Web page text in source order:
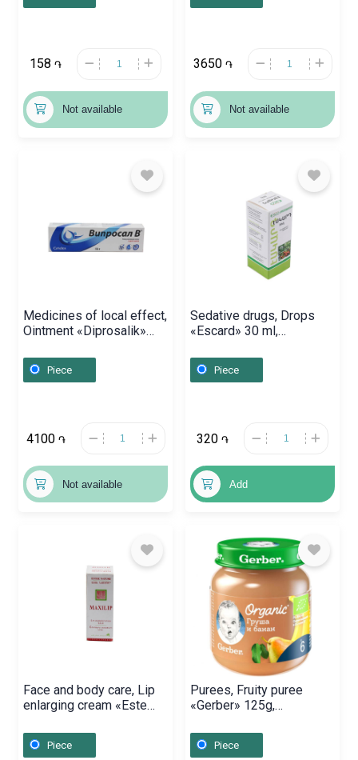
158 ֏
Not available
3650 ֏
Not available
Medicines of local effect,
Ointment «Diprosalik»
Piece
4100 ֏
Not available
Sedative drugs, Drops
«Escard» 30 ml,
Piece
320 ֏
Add
Face and body care, Lip
enlarging cream «Este
Հայաստան
Piece
Purees, Fruity puree
«Gerber» 125g,
Piece